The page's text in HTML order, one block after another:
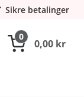
Sikre betalinger
0
0,00 kr